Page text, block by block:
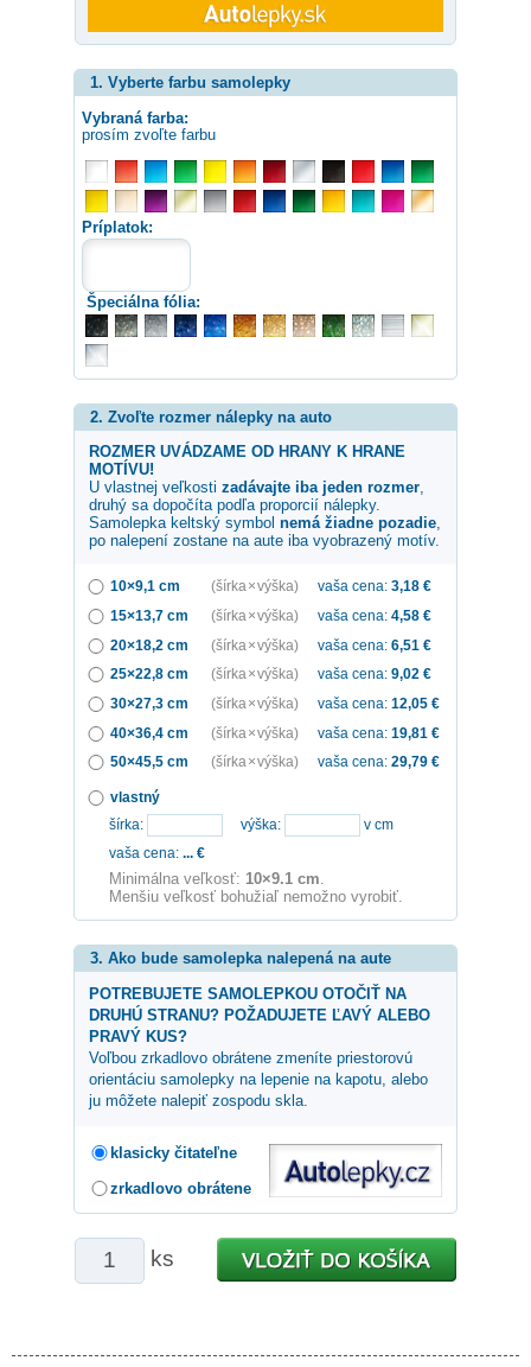
1. Vyberte farbu samolepky
Vybraná farba:
prosím zvoľte farbu
Príplatok:
Špeciálna fólia:
2. Zvoľte rozmer nálepky na auto
ROZMER UVÁDZAME OD HRANY K HRANE
MOTÍVU!
U vlastnej veľkosti zadávajte iba jeden rozmer,
druhý sa dopočíta podľa proporcií nálepky.
Samolepka keltský symbol nemá žiadne pozadie,
po nalepení zostane na aute iba vyobrazený motív.
10×9,1 cm (šírka × výška) vaša cena: 3,18 €
15×13,7 cm
(šírka × výška) vaša cena: 4,58 €
20×18,2 cm
(šírka × výška) vaša cena: 6,51 €
25×22,8 cm
(šírka × výška) vaša cena: 9,02 €
30×27,3 cm
(šírka × výška) vaša cena: 12,05 €
40×36,4 cm
(šírka × výška) vaša cena: 19,81 €
50×45,5 cm
(šírka × výška) vaša cena: 29,79 €
vlastný
šírka:
výška:
v cm
vaša cena: ... €
Minimálna veľkosť: 10×9.1 cm
Menšiu veľkosť bohužiaľ nemožno vyrobiť.
3. Ako bude samolepka nalepená na aute
POTREBUJETE SAMOLEPKOU OTOČIŤ NA
DRUHÚ STRANU? POŽADUJETE ĽAVÝ ALEBO
PRAVÝ KUS?
Voľbou zrkadlovo obrátene zmeníte priestorovú
orientáciu samolepky na lepenie na kapotu, alebo
ju môžete nalepiť zospodu skla.
klasicky čitateľne
zrkadlovo obrátene
ks